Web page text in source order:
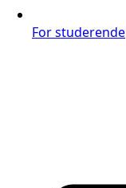
For studerende